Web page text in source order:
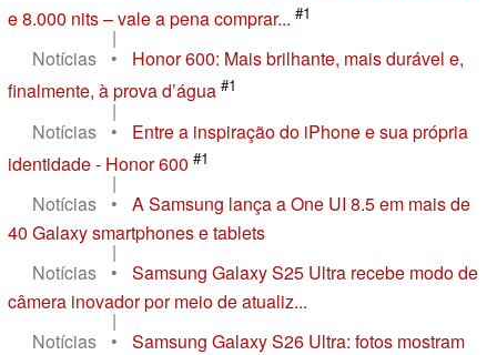
e 8.000 nits – vale a pena comprar... #1
|
Notícias
•
Honor 600: Mais brilhante, mais durável e,
finalmente, à prova d’água #1
|
Notícias
•
Entre a inspiração do iPhone e sua própria
identidade - Honor 600 #1
|
Notícias
•
A Samsung lança a One UI 8.5 em mais de
40 Galaxy smartphones e tablets
|
Notícias
•
Samsung Galaxy S25 Ultra recebe modo de
câmera inovador por meio de atualiz...
|
Notícias
•
Samsung Galaxy S26 Ultra: fotos mostram